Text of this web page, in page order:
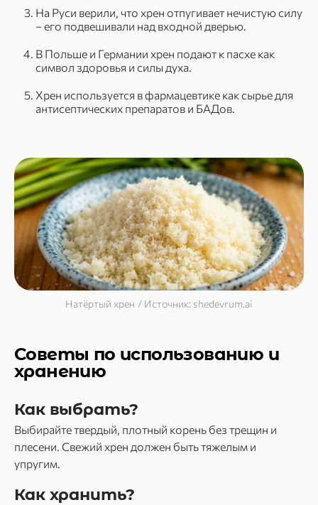
На Руси верили, что хрен отпугивает нечистую силу
– его подвешивали над входной дверью.
В Польше и Германии хрен подают к пасхе как
символ здоровья и силы духа.
Хрен используется в фармацевтике как сырье для
антисептических препаратов и БАДов.
Натёртый хрен / Источник: shedevrum.ai
Советы по использованию и
хранению
Как выбрать?
Выбирайте твердый, плотный корень без трещин и
плесени. Свежий хрен должен быть тяжелым и
упругим.
Как хранить?